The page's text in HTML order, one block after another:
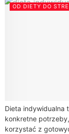
OD DIETY DO
Dieta indywidualna
konkretne
korzystać z